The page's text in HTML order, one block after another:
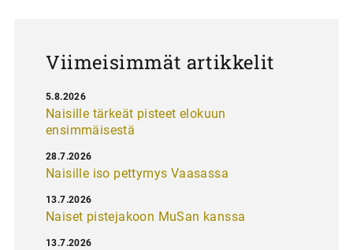
Viimeisimmät artikkelit
Naisille tärkeät pisteet elokuun
ensimmäisestä
5.8.2026
Naisille iso pettymys Vaasassa
28.7.2026
Naiset pistejakoon MuSan kanssa
13.7.2026
13.7.2026